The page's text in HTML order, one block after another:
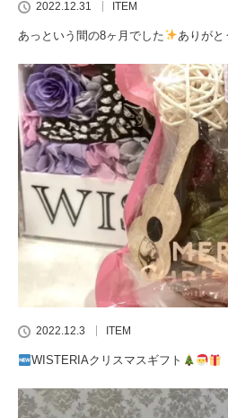
2022.12.31 ITEM
あっという間の8ヶ月でした ありがと
2022.12.3 ITEM
WISTERIAクリスマスギフト